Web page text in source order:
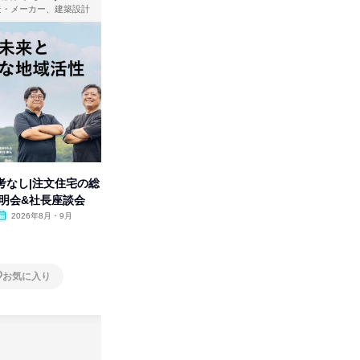
・メーカー、建築設計
なし|注文住宅の総
会&社長座談会
2026年8月・9月
お気に入り